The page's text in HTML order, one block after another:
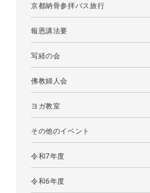
京都納骨参拝バス旅行
報恩講法要
写経の会
佛教婦人会
ヨガ教室
その他のイベント
令和7年度
令和6年度